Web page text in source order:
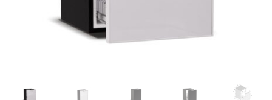
Einbau Kühlmöbel, externer Kompressor, Front:
schwarz, lichtgrau
Kühl- Gefrierkombinationen